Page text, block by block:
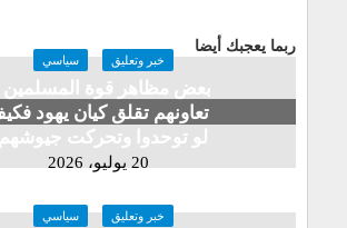
ربما يعجبك أيضا
خبر وتعليق سياسي
بعض مظاهر قوة المسلمين
تعاونهم تقلق كيان يهود
لو توحدوا وتحركت
20 يوليو، 2026
خبر وتعليق سياسي